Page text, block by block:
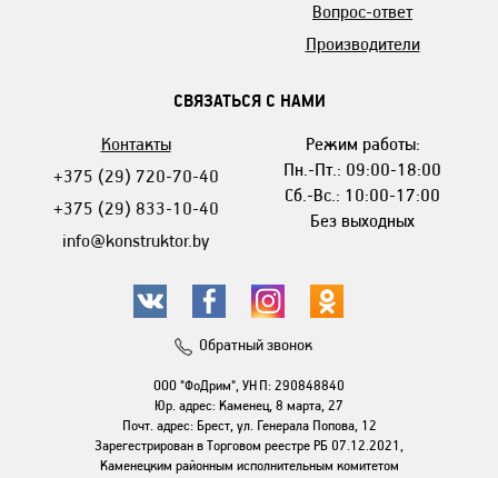
Вопрос-ответ
Производители
СВЯЗАТЬСЯ С НАМИ
Контакты
+375 (29) 720-70-40
+375 (29) 833-10-40
info@konstruktor.by
Режим работы:
Пн.-Пт.: 09:00-18:00
Сб.-Вс.: 10:00-17:00
Без выходных
Обратный звонок
ООО "ФоДрим", УНП: 290848840
Юр. адрес: Каменец, 8 марта, 27
Почт. адрес: Брест, ул. Генерала Попова, 12
Зарегестрирован в Торговом реестре РБ 07.12.2021,
Каменецким районным исполнительным комитетом